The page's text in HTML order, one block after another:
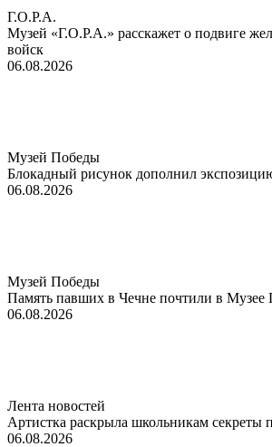
Г.О.Р.А.
Музей «Г.О.Р.А.» расскажет о подвиге
войск
06.08.2026
Музей Победы
Блокадный рисунок дополнил
06.08.2026
Музей Победы
Память павших в Чечне почтили в Музее
06.08.2026
Лента новостей
Артистка раскрыла школьникам секреты
06.08.2026